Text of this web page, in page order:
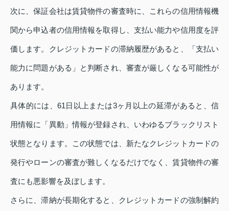
次に、保証会社は賃貸物件の審査時に、これらの信用情報機
関から申込者の信用情報を取得し、支払い能力や信用度を評
価します。クレジットカードの滞納履歴があると、「支払い
能力に問題がある」と判断され、審査が厳しくなる可能性が
あります。
具体的には、61日以上または3ヶ月以上の延滞があると、信
用情報に「異動」情報が登録され、いわゆるブラックリスト
状態となります。この状態では、新たなクレジットカードの
発行やローンの審査が難しくなるだけでなく、賃貸物件の審
査にも悪影響を及ぼします。
さらに、滞納が長期化すると、クレジットカードの強制解約